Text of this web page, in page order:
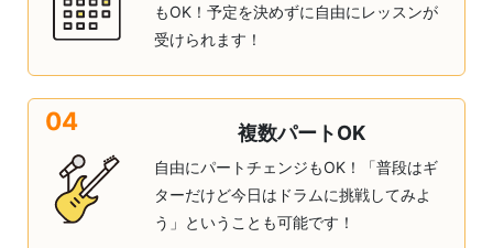
もOK！予定を決めずに自由にレッスンが
受けられます！
04 複数パートOK
自由にパートチェンジもOK！「普段はギ
ターだけど今日はドラムに挑戦してみよ
う」ということも可能です！